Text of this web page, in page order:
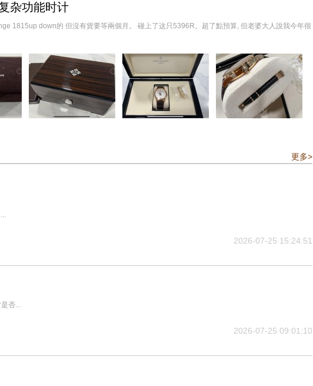
杂功能时计
1815up down的 但沒有貨要等兩個月。 碰上了这只5396R。超了點預算, 但老婆大人說我今年很
更多>
2026-07-25 15:24:51
否...
2026-07-25 09:01:10